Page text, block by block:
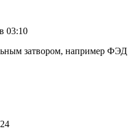
03:10
затвором, например ФЭД